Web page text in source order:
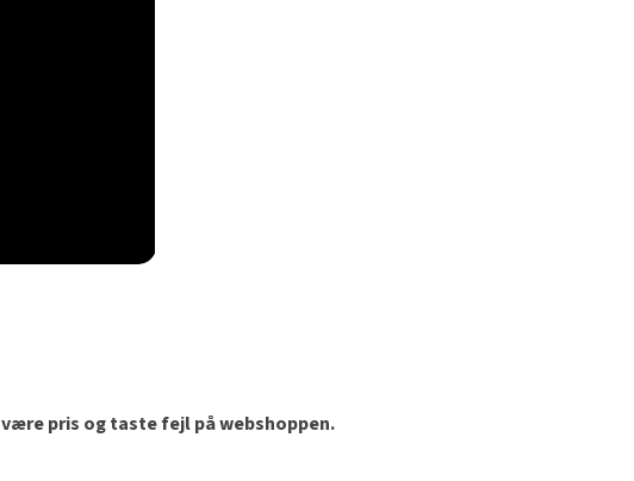
pris og taste fejl på webshoppen.